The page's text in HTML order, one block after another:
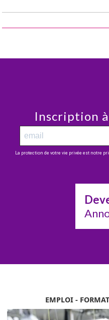
Inscription
La protection de votre vie privée est notre
EMPLOI -